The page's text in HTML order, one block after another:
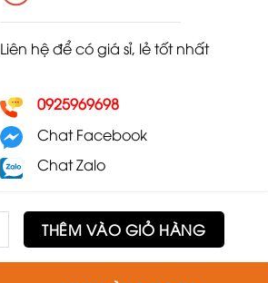
Liên hệ để có giá sỉ, lẻ tốt nhất
0925969698
Chat Facebook
Chat Zalo
bar GB02 số lượng
THÊM VÀO GIỎ HÀNG